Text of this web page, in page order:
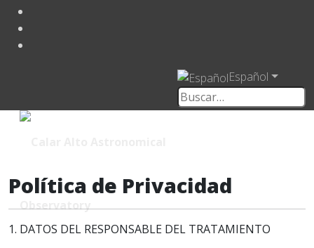
Español
Política de Privacidad
1. DATOS DEL RESPONSABLE DEL TRATAMIENTO